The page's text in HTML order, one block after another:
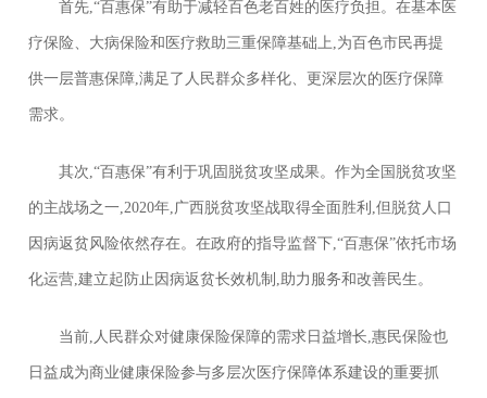
首先,“百惠保”有助于减轻百色老百姓的医疗负担。在基本医
疗保险、大病保险和医疗救助三重保障基础上,为百色市民再提
供一层普惠保障,满足了人民群众多样化、更深层次的医疗保障
需求。
其次,“百惠保”有利于巩固脱贫攻坚成果。作为全国脱贫攻坚
的主战场之一,2020年,广西脱贫攻坚战取得全面胜利,但脱贫人口
因病返贫风险依然存在。在政府的指导监督下,“百惠保”依托市场
化运营,建立起防止因病返贫长效机制,助力服务和改善民生。
当前,人民群众对健康保险保障的需求日益增长,惠民保险也
日益成为商业健康保险参与多层次医疗保障体系建设的重要抓